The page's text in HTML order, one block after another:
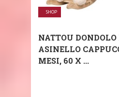
SHOP
NATTOU
ASINELLO
MESI, 60 X ...